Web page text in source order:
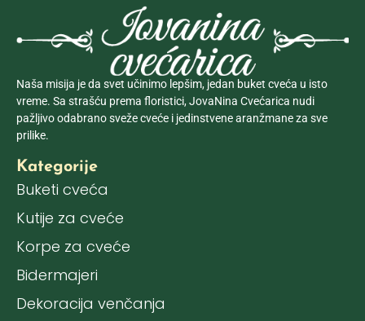
Naša misija je da svet učinimo lepšim, jedan buket cveća u isto
vreme. Sa strašću prema floristici, JovaNina Cvećarica nudi
pažljivo odabrano sveže cveće i jedinstvene aranžmane za sve
prilike.
Kategorije
Buketi cveća
Kutije za cveće
Korpe za cveće
Bidermajeri
Dekoracija venčanja